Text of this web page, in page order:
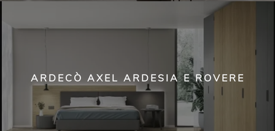
ARDECÒ AXEL ARDESIA E ROVERE